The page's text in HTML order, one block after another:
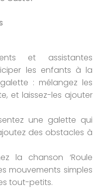
et assistantes
les enfants à la
: mélangez les
et laissez-les ajouter
une galette qui
des obstacles à
la chanson ‘Roule
mouvements simples
tout-petits.